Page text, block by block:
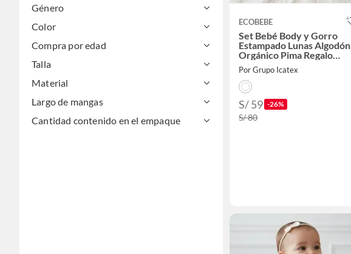
Género
Color
Compra por edad
Talla
Material
Largo de mangas
Cantidad contenido en el empaque
ECOBEBE
Set Bebé Body y Gorro
Estampado Lunas Algodón
Orgánico Pima Regalo
Bebé
Por Grupo Icatex
S/ 59 -26%
S/ 80